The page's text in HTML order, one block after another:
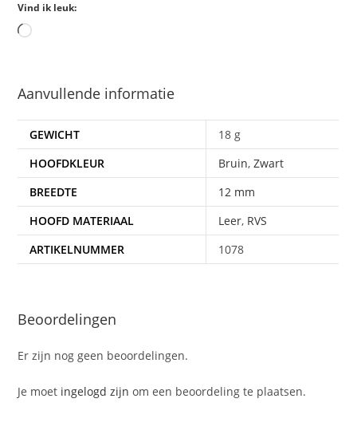
Vind ik leuk:
Aanvullende informatie
GEWICHT
18 g
HOOFDKLEUR
Bruin,Zwart
BREEDTE
12 mm
HOOFD MATERIAAL
Leer, RVS
ARTIKELNUMMER
1078
Beoordelingen
Er zijn nog geen beoordelingen.
Je moet ingelogd zijn om een beoordeling te plaatsen.